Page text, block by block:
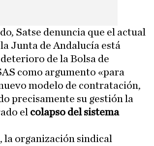
Satse denuncia que el actual
Junta de Andalucía está
de la Bolsa de
como argumento «para
modelo de contratación,
precisamente su gestión la
el colapso del sistema
la organización sindical